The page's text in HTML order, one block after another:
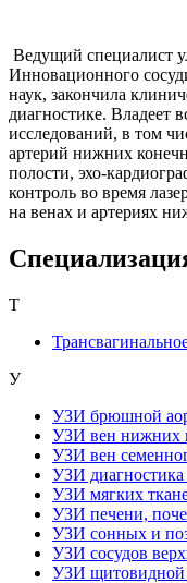
Ведущий специалист
Инновационного
наук, закончила
диагностике. Владеет
исследований, в том
артерий нижних
полости, эхо-
контроль во время
на венах и артериях
Т
У
УЗИ брюшной
УЗИ вен нижних
УЗИ вен
УЗИ
УЗИ мягких
УЗИ печени,
УЗИ сонных и
УЗИ сосудов
УЗИ щитовидной